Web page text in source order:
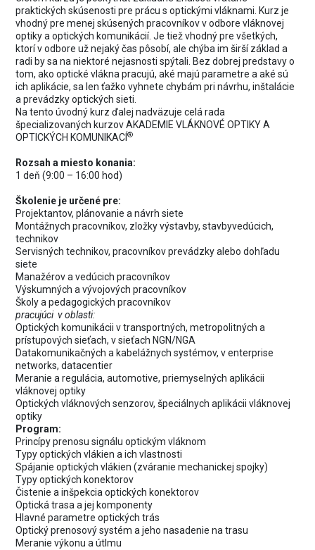
praktických skúsenosti pre prácu s optickými vláknami. Kurz je
vhodný pre menej skúsených pracovníkov v odbore vláknovej
optiky a optických komunikácií. Je tiež vhodný pre všetkých,
ktorí v odbore už nejaký čas pôsobí, ale chýba im širší základ a
radi by sa na niektoré nejasnosti spýtali. Bez dobrej predstavy o
tom, ako optické vlákna pracujú, aké majú parametre a aké sú
ich aplikácie, sa len ťažko vyhnete chybám pri návrhu, inštalácie
a prevádzky optických sieti.
Na tento úvodný kurz ďalej nadväzuje celá rada
špecializovaných kurzov AKADEMIE VLÁKNOVÉ OPTIKY A
OPTICKÝCH KOMUNIKACÍ®
Rozsah a miesto konania:
1 deň (9:00 – 16:00 hod)
Školenie je určené pre:
Projektantov, plánovanie a návrh siete
Montážnych pracovníkov, zložky výstavby, stavbyvedúcich,
technikov
Servisných technikov, pracovníkov prevádzky alebo dohľadu
siete
Manažérov a vedúcich pracovníkov
Výskumných a vývojových pracovníkov
Školy a pedagogických pracovníkov
pracujúci v oblasti:
Optických komunikácii v transportných, metropolitných a
prístupových sieťach, v sieťach NGN/NGA
Datakomunikačných a kabelážnych systémov, v enterprise
networks, datacentier
Meranie a regulácia, automotive, priemyselných aplikácii
vláknovej optiky
Optických vláknových senzorov, špeciálnych aplikácii vláknovej
optiky
Program:
Princípy prenosu signálu optickým vláknom
Typy optických vlákien a ich vlastnosti
Spájanie optických vlákien (zváranie mechanickej spojky)
Typy optických konektorov
Čistenie a inšpekcia optických konektorov
Optická trasa a jej komponenty
Hlavné parametre optických trás
Optický prenosový systém a jeho nasadenie na trasu
Meranie výkonu a útlmu